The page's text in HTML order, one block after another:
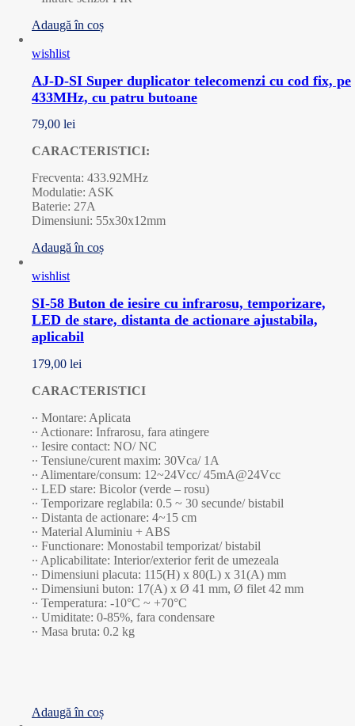
Adaugă în coș
wishlist
AJ-D-SI Super duplicator telecomenzi cu cod fix, pe
433MHz, cu patru butoane
79,00 lei
CARACTERISTICI:
Frecventa: 433.92MHz
Modulatie: ASK
Baterie: 27A
Dimensiuni: 55x30x12mm
Adaugă în coș
wishlist
SI-58 Buton de iesire cu infrarosu, temporizare,
LED de stare, distanta de actionare ajustabila,
aplicabil
179,00 lei
CARACTERISTICI
∙∙ Montare: Aplicata
∙∙ Actionare: Infrarosu, fara atingere
∙∙ Iesire contact: NO/ NC
∙∙ Tensiune/curent maxim: 30Vca/ 1A
∙∙ Alimentare/consum: 12~24Vcc/ 45mA@24Vcc
∙∙ LED stare: Bicolor (verde – rosu)
∙∙ Temporizare reglabila: 0.5 ~ 30 secunde/ bistabil
∙∙ Distanta de actionare: 4~15 cm
∙∙ Material Aluminiu + ABS
∙∙ Functionare: Monostabil temporizat/ bistabil
∙∙ Aplicabilitate: Interior/exterior ferit de umezeala
∙∙ Dimensiuni placuta: 115(H) x 80(L) x 31(A) mm
∙∙ Dimensiuni buton: 17(A) x Ø 41 mm, Ø filet 42 mm
∙∙ Temperatura: -10°C ~ +70°C
∙∙ Umiditate: 0-85%, fara condensare
∙∙ Masa bruta: 0.2 kg
Adaugă în coș